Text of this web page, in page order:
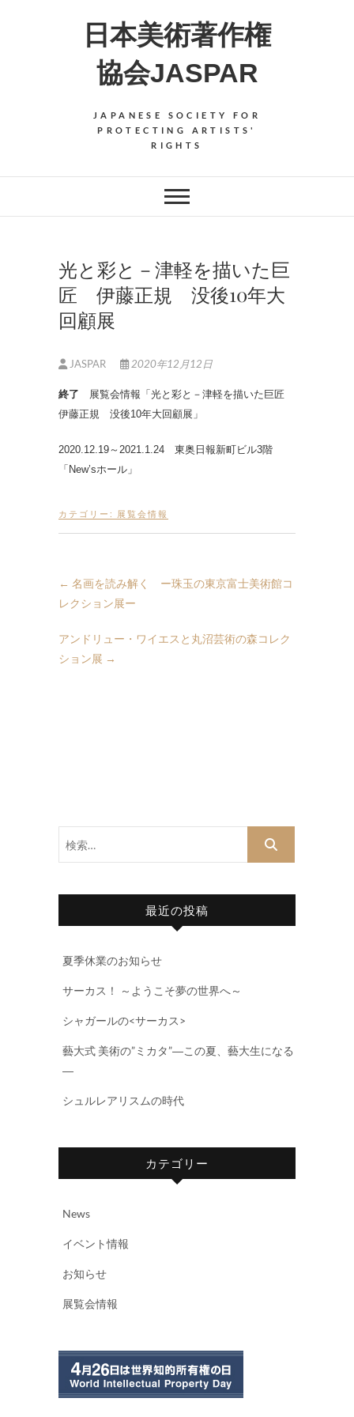
日本美術著作権
協会JASPAR
JAPANESE SOCIETY FOR
PROTECTING ARTISTS'
RIGHTS
光と彩と－津軽を描いた巨
匠 伊藤正規 没後10年大
回顧展
JASPAR 2020年12月12日
終了 展覧会情報「光と彩と－津軽を描いた巨匠
伊藤正規 没後10年大回顧展」
2020.12.19～2021.1.24 東奥日報新町ビル3階
「New’sホール」
カテゴリー: 展覧会情報
← 名画を読み解く ー珠玉の東京富士美術館コ
レクション展ー
アンドリュー・ワイエスと丸沼芸術の森コレク
ション展 →
最近の投稿
夏季休業のお知らせ
サーカス！ ～ようこそ夢の世界へ～
シャガールの<サーカス>
藝大式 美術の”ミカタ”―この夏、藝大生になる
―
シュルレアリスムの時代
カテゴリー
News
イベント情報
お知らせ
展覧会情報